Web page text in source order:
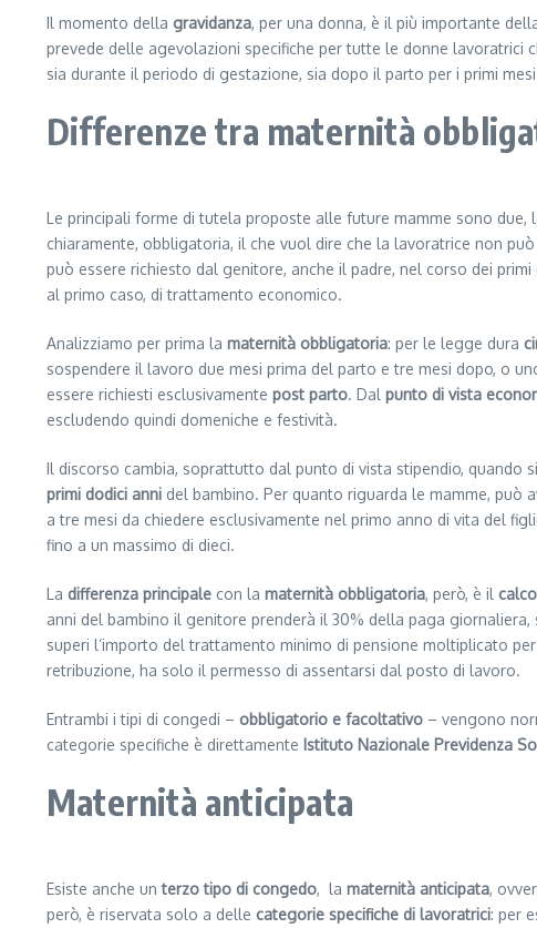
Il momento della gravidanza, per una donna, è il più importante
prevede delle agevolazioni specifiche per tutte le donne lavoratrici
sia durante il periodo di gestazione, sia dopo il parto per i primi
Differenze tra maternità
Le principali forme di tutela proposte alle future mamme sono due,
chiaramente, obbligatoria, il che vuol dire che la lavoratrice non
può essere richiesto dal genitore, anche il padre, nel corso dei
al primo caso, di trattamento economico.
Analizziamo per prima la maternità obbligatoria: per le legge dura
sospendere il lavoro due mesi prima del parto e tre mesi dopo, o
essere richiesti esclusivamente post parto. Dal punto di vista
escludendo quindi domeniche e festività.
Il discorso cambia, soprattutto dal punto di vista stipendio, quando
primi dodici anni del bambino. Per quanto riguarda le mamme,
a tre mesi da chiedere esclusivamente nel primo anno di vita del
fino a un massimo di dieci.
La differenza principale con la maternità obbligatoria, però, è il
anni del bambino il genitore prenderà il 30% della paga
superi l’importo del trattamento minimo di pensione moltiplicato
retribuzione, ha solo il permesso di assentarsi dal posto di lavoro.
Entrambi i tipi di congedi – obbligatorio e facoltativo – vengono
categorie specifiche è direttamente Istituto Nazionale Previdenza
Maternità anticipata
Esiste anche unterzo tipo di congedo, la maternità anticipata,
però, è riservata solo a delle categorie specifiche di lavoratrici: per